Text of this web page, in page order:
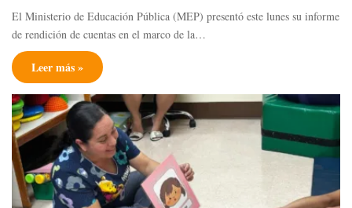
El Ministerio de Educación Pública (MEP) presentó este lunes su informe
de rendición de cuentas en el marco de la…
Leer más »